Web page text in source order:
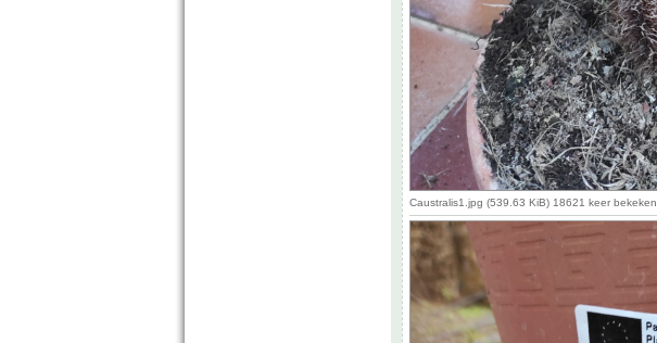
Caustralis1.jpg (539.63 KiB) 18621 keer bekeken